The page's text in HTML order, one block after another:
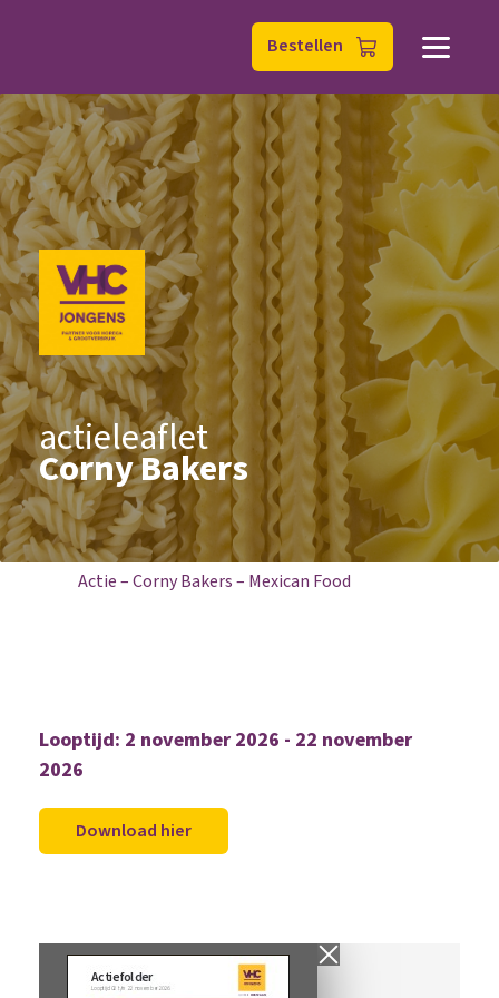
Bestellen
actieleaflet
Corny Bakers
Home
Aanbiedingen
Actie – Corny Bakers – Mexican Food
Looptijd: 2 november 2026 - 22 november
2026
Download hier